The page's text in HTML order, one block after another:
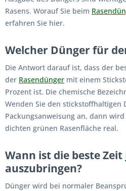
Rasens. Worauf Sie beim
erfahren Sie hier.
Welcher Dünger für
Die Antwort darauf ist, dass der
der Rasendünger mit einem
Prozent ist. Die chemische
Wenden Sie den stickstoffhaltigen
Packungsanweisung an, dann
dichten grünen Rasenfläche real.
Wann ist die beste Zeit
auszubringen?
Dünger wird bei normaler